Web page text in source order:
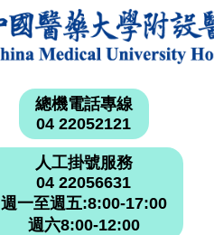
總機電話專線
04 22052121
人工掛號服務
04 22056631
週一至週五:8:00-17:00
週六8:00-12:00